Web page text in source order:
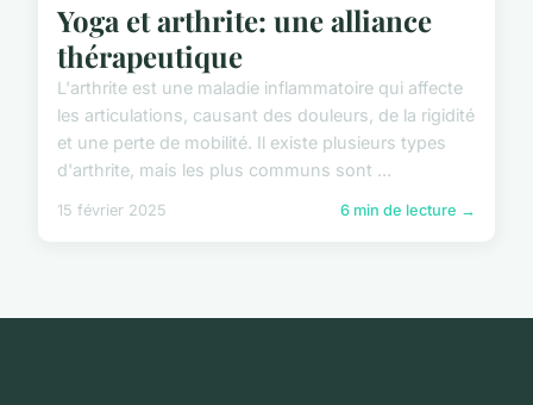
Yoga et arthrite: une alliance
thérapeutique
L'arthrite est une maladie inflammatoire qui affecte
les articulations, causant des douleurs, de la rigidité
et une perte de mobilité. Il existe plusieurs types
d'arthrite, mais les plus communs sont ...
15 février 2025 6 min de lecture →